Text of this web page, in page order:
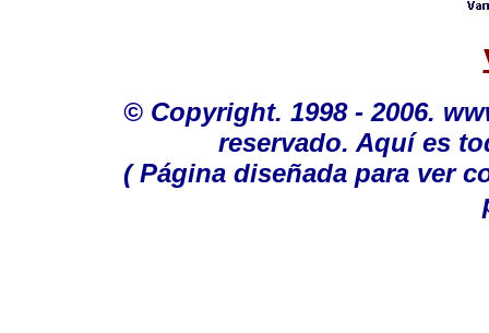
© Copyright. 1998 - 2006.
reservado. Aquí es
( Página diseñada para ver